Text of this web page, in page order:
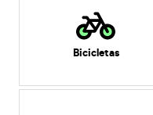
Bicicletas